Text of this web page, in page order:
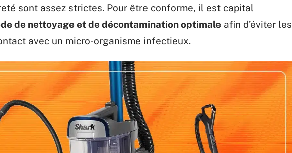
sont assez strictes. Pour être conforme, il est capital
de nettoyage et de décontamination optimale afin d’éviter les
avec un micro-organisme infectieux.